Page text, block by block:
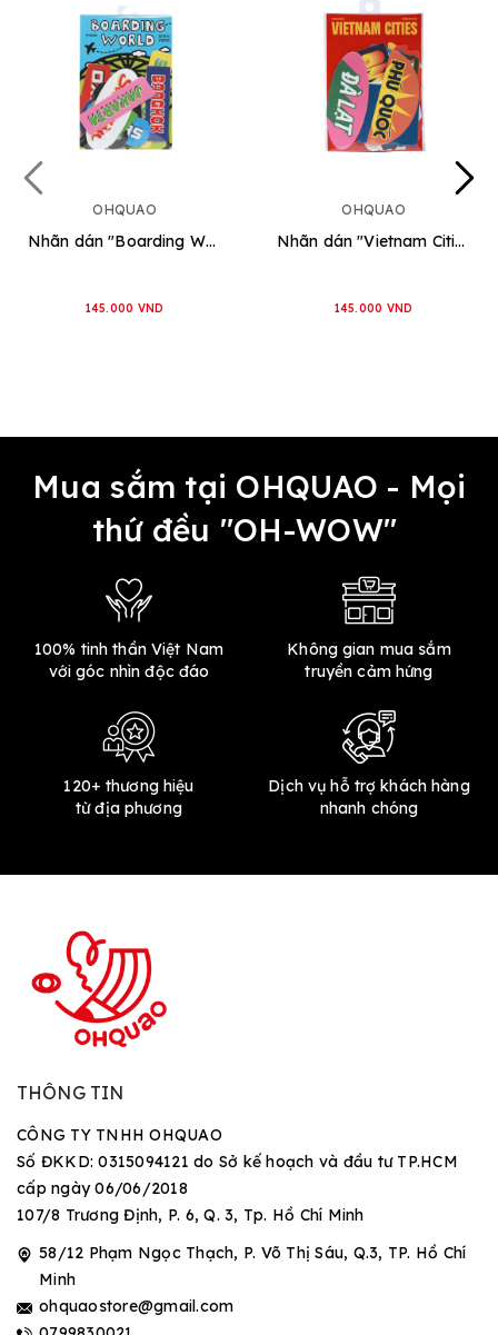
OHQUAO
Nhãn dán "Boarding World"
145.000 VND
OHQUAO
Nhãn dán "Vietnam Cities"
145.000 VND
Mua sắm tại OHQUAO - Mọi
thứ đều "OH-WOW"
100% tinh thần Việt Nam
với góc nhìn độc đáo
Không gian mua sắm
truyền cảm hứng
120+ thương hiệu
từ địa phương
Dịch vụ hỗ trợ khách hàng
nhanh chóng
THÔNG TIN
CÔNG TY TNHH OHQUAO
Số ĐKKD: 0315094121 do Sở kế hoạch và đầu tư TP.HCM
cấp ngày 06/06/2018
107/8 Trương Định, P. 6, Q. 3, Tp. Hồ Chí Minh
58/12 Phạm Ngọc Thạch, P. Võ Thị Sáu, Q.3, TP. Hồ Chí
Minh
ohquaostore@gmail.com